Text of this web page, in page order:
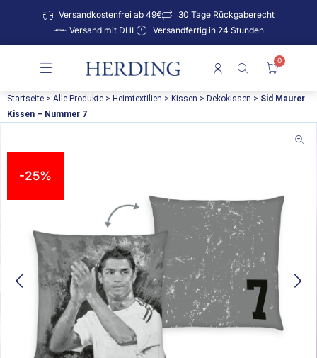
Versandkostenfrei ab 49€
30 Tage Rückgaberecht
Versand mit DHL
Versandfertig in 24 Stunden
0
Startseite > Alle Produkte > Heimtextilien > Kissen > Dekokissen > Sid Maurer
Kissen – Nummer 7
-25%